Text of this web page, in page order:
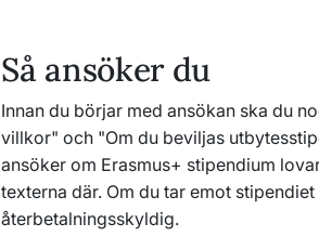
Så ansöker du
Innan du börjar med ansökan ska du
villkor" och "Om du beviljas
ansöker om Erasmus+ stipendium
texterna där. Om du tar emot
återbetalningsskyldig.